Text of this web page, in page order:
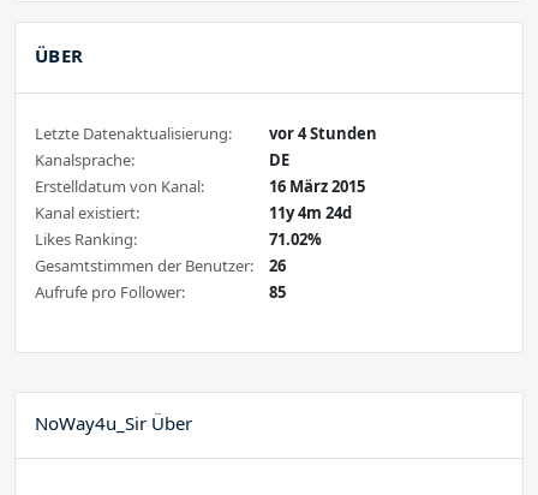
ÜBER
Letzte Datenaktualisierung:
vor 4 Stunden
Kanalsprache:
DE
Erstelldatum von Kanal:
16 März 2015
Kanal existiert:
11y 4m 24d
Likes Ranking:
71.02%
Gesamtstimmen der Benutzer:
26
Aufrufe pro Follower:
85
NoWay4u_Sir Über